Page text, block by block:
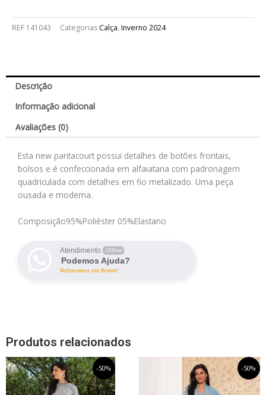
REF 141043 Categorias Calça, Inverno 2024
Descrição
Informação adicional
Avaliações (0)
Esta new pantacourt possui detalhes de botões frontais,
bolsos e é confeccionada em alfaiataria com padronagem
quadriculada com detalhes em fio metalizado. Uma peça
ousada e moderna.
Composição95%Poliéster 05%Elastano
Atendimento Offline
Podemos Ajuda?
Voltaremos em Breve!
Produtos relacionados
-50%
O
preço
original
era:
O
preço
atual
é:
Este
produto
tem
-50%
O
preço
original
era:
O
preço
atual
é:
Este
produto
tem